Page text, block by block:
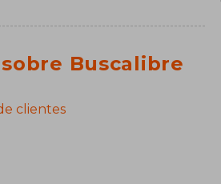
Buscalibre
clientes